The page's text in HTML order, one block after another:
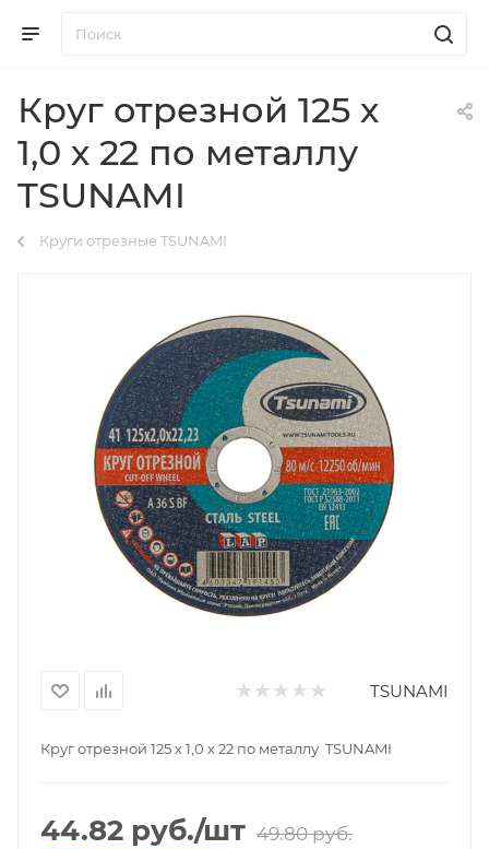
Круг отрезной 125 х
1,0 х 22 по металлу
TSUNAMI
Круги отрезные TSUNAMI
TSUNAMI
Круг отрезной 125 х 1,0 х 22 по металлу TSUNAMI
44.82 руб./шт 49.80руб.